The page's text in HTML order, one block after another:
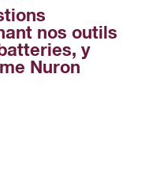
nos outils
y
Nuron